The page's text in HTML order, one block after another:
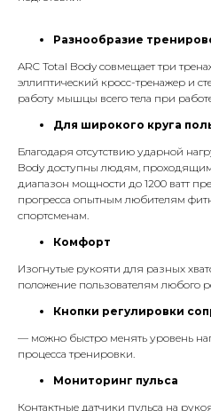
Разнообразие
ARC Total Body совмещает три
эллиптический кросс-тренажер и
работу мышцы всего тела при
Для широкого круга
Благодаря отсутствию ударной
Body доступны людям,
диапазон мощности до 1200 ватт
прогресса опытным любителям
спортсменам.
Комфорт
Изогнутые рукояти для разных
положение пользователям любого
Кнопки регулировки
— можно быстро менять уровень
процесса тренировки.
Мониторинг пульса
Контактные датчики пульса на